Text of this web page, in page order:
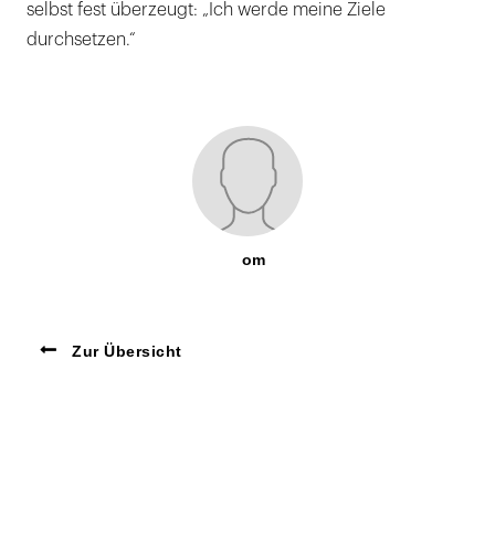
selbst fest überzeugt: „Ich werde meine Ziele
durchsetzen.“
om
Zur Übersicht